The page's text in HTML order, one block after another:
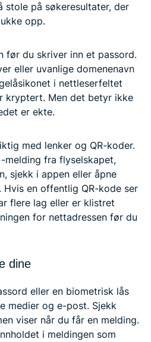
stole på søkeresultater, der
opp.
før du skriver inn et passord.
eller uvanlige domenenavn
i nettleserfeltet
kryptert. Men det betyr ikke
er ekte.
med lenker og QR-koder.
melding fra flyselskapet,
sjekk i appen eller åpne
Hvis en offentlig QR-kode ser
flere lag eller er klistret
for nettadressen før du
dine
eller en biometrisk lås
medier og e-post. Sjekk
viser når du får en melding.
i meldingen som